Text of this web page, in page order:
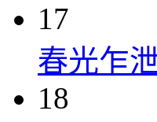
17
春光乍
18